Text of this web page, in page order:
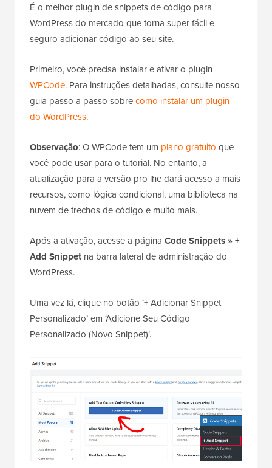
É o melhor plugin de snippets de código para
WordPress do mercado que torna super fácil e
seguro adicionar código ao seu site.
Primeiro, você precisa instalar e ativar o plugin
WPCode. Para instruções detalhadas, consulte nosso
guia passo a passo sobrecomo instalar um plugin
do WordPress.
Observação: O WPCode tem um plano gratuito que
você pode usar para o tutorial. No entanto, a
atualização para a versão pro lhe dará acesso a mais
recursos, como lógica condicional, uma biblioteca na
nuvem de trechos de código e muito mais.
Após a ativação, acesse a página Code Snippets » +
Add Snippet na barra lateral de administração do
WordPress.
Uma vez lá, clique no botão ‘+ Adicionar Snippet
Personalizado’ em ‘Adicione Seu Código
Personalizado (Novo Snippet)’.